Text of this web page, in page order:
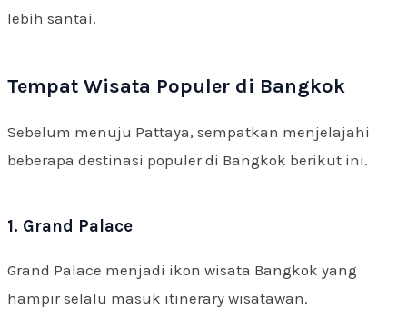
lebih santai.
Tempat Wisata Populer di Bangkok
Sebelum menuju Pattaya, sempatkan menjelajahi
beberapa destinasi populer di Bangkok berikut ini.
1. Grand Palace
Grand Palace menjadi ikon wisata Bangkok yang
hampir selalu masuk itinerary wisatawan.